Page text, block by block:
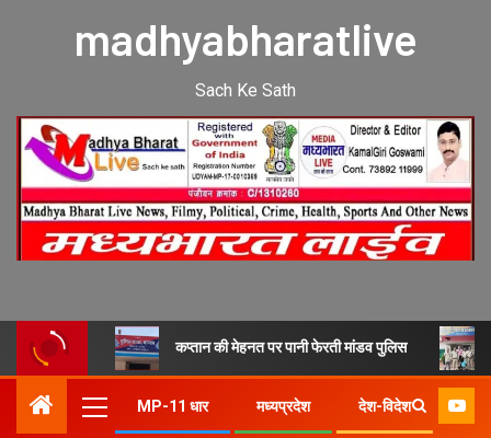
madhyabharatlive
Sach Ke Sath
कप्तान की मेहनत पर पानी फेरती मांडव पुलिस
MP-11 धार मध्यप्रदेश देश-विदेश